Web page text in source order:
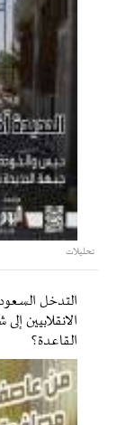
تحليلات
التدخل
الانقلابيين
القاعدة؟